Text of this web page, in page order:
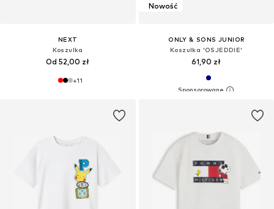
NEXT
Koszulka
Od 52,00 zł
+11
Nowość
ONLY & SONS JUNIOR
Koszulka 'OSJEDDIE'
61,90 zł